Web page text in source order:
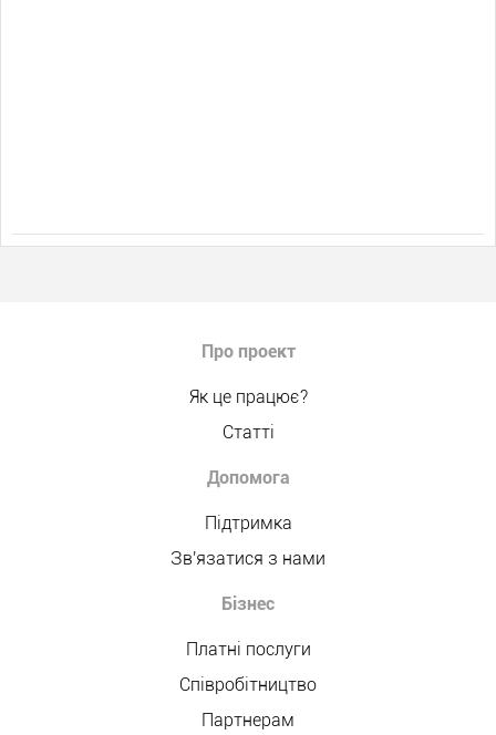
Про проект
Як це працює?
Статті
Допомога
Підтримка
Зв'язатися з нами
Бізнес
Платні послуги
Співробітництво
Партнерам